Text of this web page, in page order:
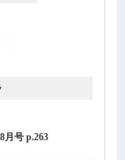
月号 p.263